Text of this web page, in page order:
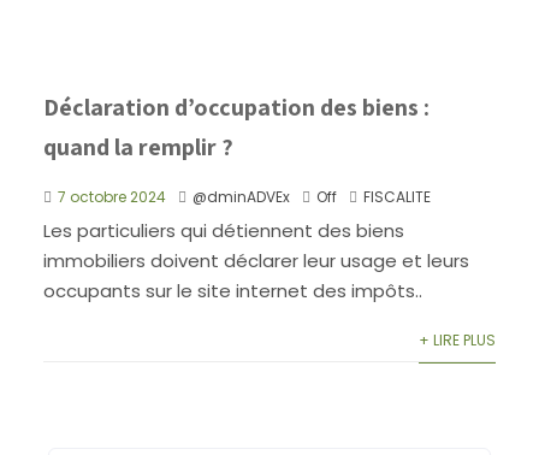
Déclaration d’occupation des biens :
quand la remplir ?
7 octobre 2024 @dminADVEx Off FISCALITE
Les particuliers qui détiennent des biens
immobiliers doivent déclarer leur usage et leurs
occupants sur le site internet des impôts..
+ LIRE PLUS